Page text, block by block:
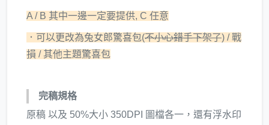
A / B 其中一邊一定要提供, C 任意
．可以更改為兔女郎驚喜包(不小心錯手下架了) / 戰
損 / 其他主題驚喜包
完稿規格
原稿 以及 50%大小 350DPI 圖檔各一，還有浮水印